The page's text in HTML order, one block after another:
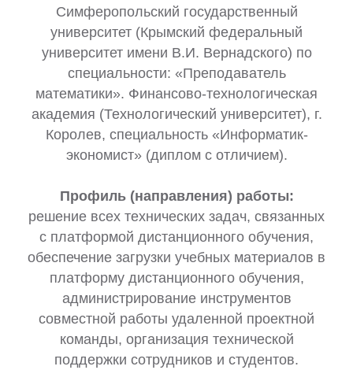
Симферопольский государственный
университет (Крымский федеральный
университет имени В.И. Вернадского) по
специальности: «Преподаватель
математики». Финансово-технологическая
академия (Технологический университет), г.
Королев, специальность «Информатик-
экономист» (диплом с отличием).
Профиль (направления) работы:
решение всех технических задач, связанных
с платформой дистанционного обучения,
обеспечение загрузки учебных материалов в
платформу дистанционного обучения,
администрирование инструментов
совместной работы удаленной проектной
команды, организация технической
поддержки сотрудников и студентов.